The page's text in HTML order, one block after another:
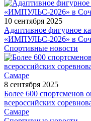
10 сентября 2025
Адаптивное фигурное
«ИМПУЛЬС-2026» в
Спортивные новости
8 сентября 2025
Более 600 спортсменов
всероссийских
Самаре